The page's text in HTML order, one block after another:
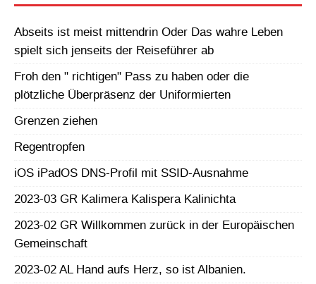
Abseits ist meist mittendrin Oder Das wahre Leben
spielt sich jenseits der Reiseführer ab
Froh den " richtigen" Pass zu haben oder die
plötzliche Überpräsenz der Uniformierten
Grenzen ziehen
Regentropfen
iOS iPadOS DNS-Profil mit SSID-Ausnahme
2023-03 GR Kalimera Kalispera Kalinichta
2023-02 GR Willkommen zurück in der Europäischen
Gemeinschaft
2023-02 AL Hand aufs Herz, so ist Albanien.